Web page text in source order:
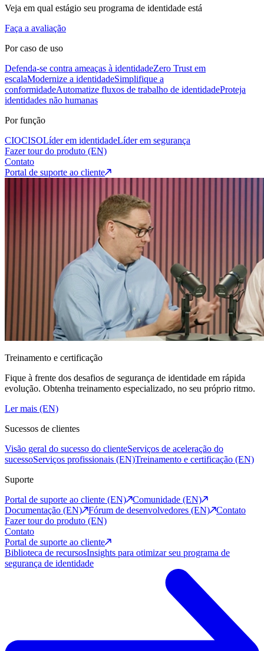
Veja em qual estágio seu programa de identidade está
Faça a avaliação
Por caso de uso
Defenda-se contra ameaças à identidadeZero Trust em
escalaModernize a identidadeSimplifique a
conformidadeAutomatize fluxos de trabalho de identidadeProteja
identidades não humanas
Por função
CIOCISOLíder em identidadeLíder em segurança
Fazer tour do produto (EN)
Contato
Portal de suporte ao cliente
Treinamento e certificação
Fique à frente dos desafios de segurança de identidade em rápida
evolução. Obtenha treinamento especializado, no seu próprio ritmo.
Ler mais (EN)
Sucessos de clientes
Visão geral do sucesso do clienteServiços de aceleração do
sucessoServiços profissionais (EN)Treinamento e certificação (EN)
Suporte
Portal de suporte ao cliente (EN)
Comunidade (EN)
Documentação (EN)
Fórum de desenvolvedores (EN)
Contato
Fazer tour do produto (EN)
Contato
Portal de suporte ao cliente
Biblioteca de recursosInsights para otimizar seu programa de
segurança de identidade